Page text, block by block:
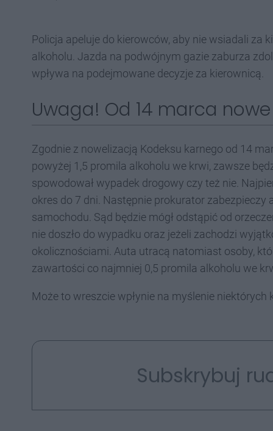
Policja apeluje do kierowców, aby nie wsiadali za
alkoholu. Jazda na podwójnym gazie zaburza
wpływa na podejmowane decyzje za kierownicą.
Uwaga! Od 14 marca
Zgodnie z nowelizacją Kodeksu karnego od 14
powyżej 1,5 promila alkoholu we krwi, zawsze
spowodował wypadek drogowy czy też nie.
okres do 7 dni. Następnie prokurator
samochodu. Sąd będzie mógł odstąpić od
nie doszło do wypadku oraz jeżeli zachodzi
okolicznościami. Auta utracą natomiast osoby,
zawartości co najmniej 0,5 promila alkoholu we
Może to wreszcie wpłynie na myślenie niektórych
Subskrybuj